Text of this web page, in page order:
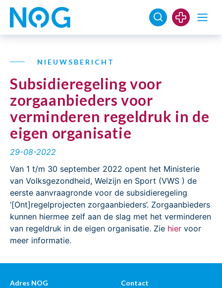
NIEUWSBERICHT
Subsidieregeling voor
zorgaanbieders voor
verminderen regeldruk in de
eigen organisatie
29-08-2022
Van 1 t/m 30 september 2022 opent het Ministerie
van Volksgezondheid, Welzijn en Sport (VWS ) de
eerste aanvraagronde voor de subsidieregeling
‘[Ont]regelprojecten zorgaanbieders’. Zorgaanbieders
kunnen hiermee zelf aan de slag met het verminderen
van regeldruk in de eigen organisatie. Zie hier voor
meer informatie.
Adres NOG
Contact